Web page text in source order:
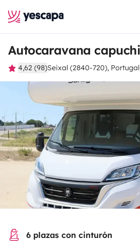
4,62 (98)Seixal (2840-720), Portugal
6 plazas con cinturón